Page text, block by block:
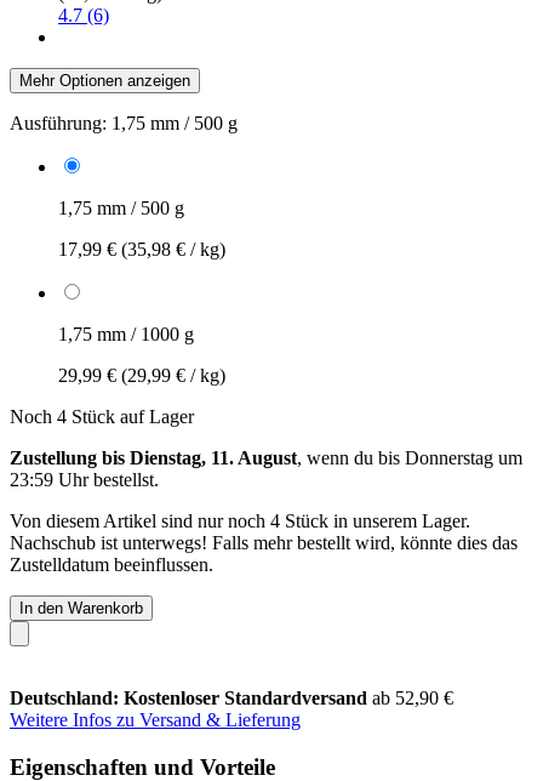
4.7 (6)
Mehr Optionen anzeigen
Ausführung: 1,75 mm / 500 g
1,75 mm / 500 g
17,99 € (35,98 € / kg)
1,75 mm / 1000 g
29,99 € (29,99 € / kg)
Noch 4 Stück auf Lager
Zustellung bis Dienstag, 11. August, wenn du bis Donnerstag um
23:59 Uhrbestellst.
Von diesem Artikel sind nur noch 4 Stück in unserem Lager.
Nachschub ist unterwegs! Falls mehr bestellt wird, könnte dies das
Zustelldatum beeinflussen.
In den Warenkorb
Deutschland: Kostenloser Standardversand ab 52,90 €
Weitere Infos zu Versand & Lieferung
Eigenschaften und Vorteile